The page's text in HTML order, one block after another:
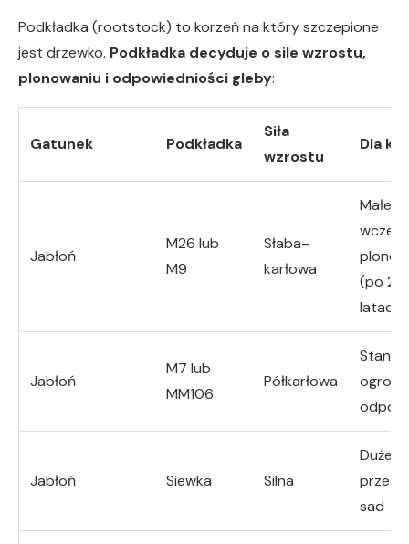
Podkładka (rootstock) to korzeń na który szczepione
jest drzewko. Podkładka decyduje o sile wzrostu,
plonowaniu i odpowiedniości gleby:
Gatunek Podkładka
Siła
wzrostu
Dla
Jabłoń
M26 lub
M9
Słaba–
karłowa
Małe
(po
latach)
Jabłoń
M7 lub
MM106
Półkarłowa
Jabłoń Siewka Silna
Duże
sad